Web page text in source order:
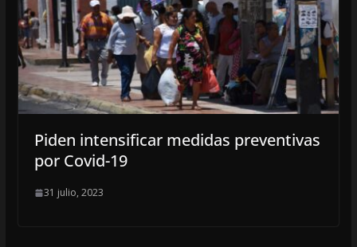
Piden intensificar medidas preventivas
por Covid-19
31 julio, 2023